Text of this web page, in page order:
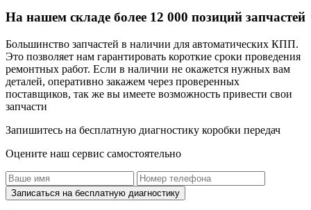
На нашем складе более 12 000 позиций запчастей
Большинство запчастей в наличии для автоматических КПП.
Это позволяет нам гарантировать короткие сроки проведения
ремонтных работ. Если в наличии не окажется нужных вам
деталей, оперативно закажем через проверенных
поставщиков, так же вы имеете возможность привести свои
запчасти
Запишитесь на бесплатную диагностику коробки передач
Оцените наш сервис самостоятельно
Записаться на бесплатную диагностику